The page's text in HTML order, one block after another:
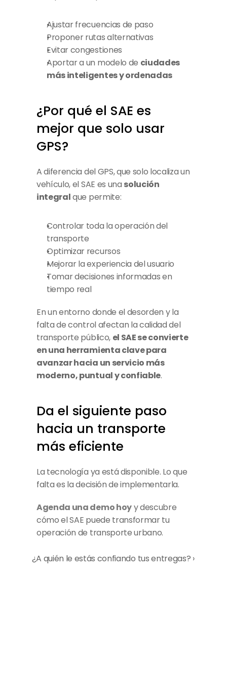
Ajustar frecuencias de paso
Proponer rutas alternativas
Evitar congestiones
Aportar a un modelo de ciudades
más inteligentes y ordenadas
¿Por qué el SAE es
mejor que solo usar
GPS?
A diferencia del GPS, que solo localiza un
vehículo, el SAE es una solución
integral que permite:
Controlar toda la operación del
transporte
Optimizar recursos
Mejorar la experiencia del usuario
Tomar decisiones informadas en
tiempo real
En un entorno donde el desorden y la
falta de control afectan la calidad del
transporte público, el SAE se convierte
en una herramienta clave para
avanzar hacia un servicio más
moderno, puntual y confiable.
Da el siguiente paso
hacia un transporte
más eficiente
La tecnología ya está disponible. Lo que
falta es la decisión de implementarla.
Agenda una demo hoy y descubre
cómo el SAE puede transformar tu
operación de transporte urbano.
¿A quién le estás confiando tus entregas? ›